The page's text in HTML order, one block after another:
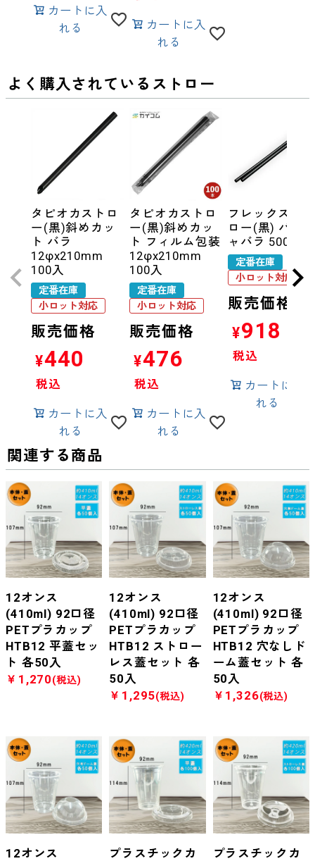
カートに入
れる
カートに入
れる
よく購入されているストロー
タピオカストロ
ー(黒)斜めカッ
ト バラ
12φx210mm
100入
定番在庫
小ロット対応
販売価格
¥440
税込
カートに入
れる
タピオカストロ
ー(黒)斜めカッ
ト フィルム包装
12φx210mm
100入
定番在庫
小ロット対応
販売価格
¥476
税込
カートに入
れる
フレックススト
ロー(黒) バラ
ャバラ 500入
定番在庫
小ロット対応
販売価格
¥918
税込
カートに入
れる
関連する商品
12オンス
(410ml) 92口径
PETプラカップ
HTB12 平蓋セッ
ト 各50入
￥1,270(税込)
12オンス
(410ml) 92口径
PETプラカップ
HTB12 ストロー
レス蓋セット 各
50入
￥1,295(税込)
12オンス
(410ml) 92口径
PETプラカップ
HTB12 穴なしド
ーム蓋セット 各
50入
￥1,326(税込)
12オンス
プラスチックカ
プラスチックカ